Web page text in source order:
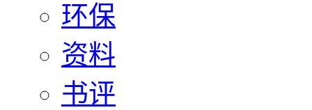
环保
资料
书评